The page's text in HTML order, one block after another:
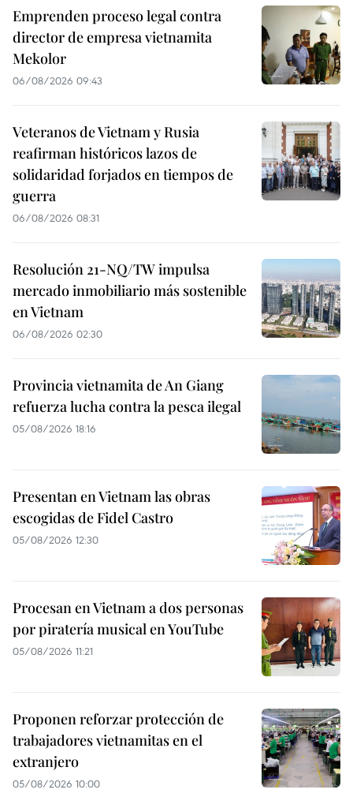
Emprenden proceso legal contra
director de empresa vietnamita
Mekolor
06/08/2026 09:43
Veteranos de Vietnam y Rusia
reafirman históricos lazos de
solidaridad forjados en tiempos de
guerra
06/08/2026 08:31
Resolución 21-NQ/TW impulsa
mercado inmobiliario más sostenible
en Vietnam
06/08/2026 02:30
Provincia vietnamita de An Giang
refuerza lucha contra la pesca ilegal
05/08/2026 18:16
Presentan en Vietnam las obras
escogidas de Fidel Castro
05/08/2026 12:30
Procesan en Vietnam a dos personas
por piratería musical en YouTube
05/08/2026 11:21
Proponen reforzar protección de
trabajadores vietnamitas en el
extranjero
05/08/2026 10:00